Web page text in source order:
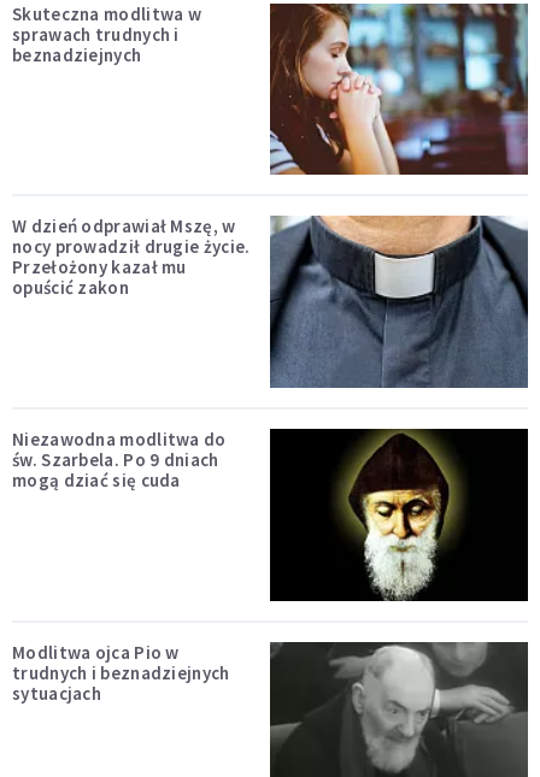
Skuteczna modlitwa w
sprawach trudnych i
beznadziejnych
W dzień odprawiał Mszę, w
nocy prowadził drugie życie.
Przełożony kazał mu
opuścić zakon
Niezawodna modlitwa do
św. Szarbela. Po 9 dniach
mogą dziać się cuda
Modlitwa ojca Pio w
trudnych i beznadziejnych
sytuacjach